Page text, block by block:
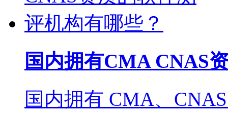
国内拥有CMA CNAS
国内拥有 CMA、